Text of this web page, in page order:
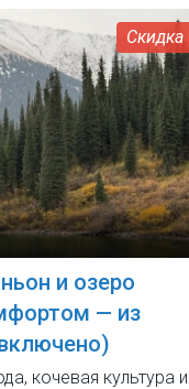
и озеро
— из
кочевая культура и